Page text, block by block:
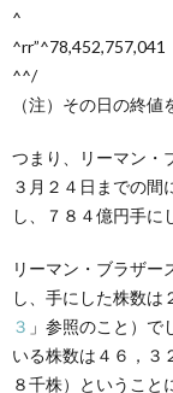
^
^rr”^78,452,757,041
^^/
（注）その日の終値
つまり、リーマン・
３月２４日までの間
し、７８４億円手に
リーマン・ブラザー
し、手にした株数は
３ 」参照のこと）
いる株数は４６，３
８千株）ということ